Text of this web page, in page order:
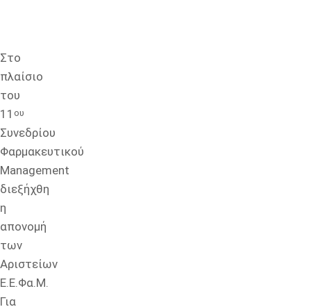
Στο
πλαίσιο
του
11 ου
Συνεδρίου
Φαρμακευτικού
Management
διεξήχθη
η
απονομή
των
Αριστείων
Ε.Ε.Φα.Μ.
Για